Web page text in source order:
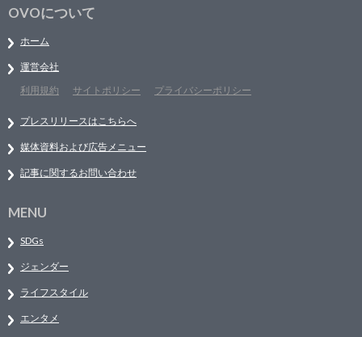
OVOについて
ホーム
運営会社
利用規約
サイトポリシー プライバシーポリシー
プレスリリースはこちらへ
媒体資料および広告メニュー
記事に関するお問い合わせ
MENU
SDGs
ジェンダー
ライフスタイル
エンタメ